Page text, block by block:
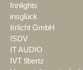
Innlights
insglück
Irrlicht GmbH
ISDV
IT AUDIO
IVT Ilbertz